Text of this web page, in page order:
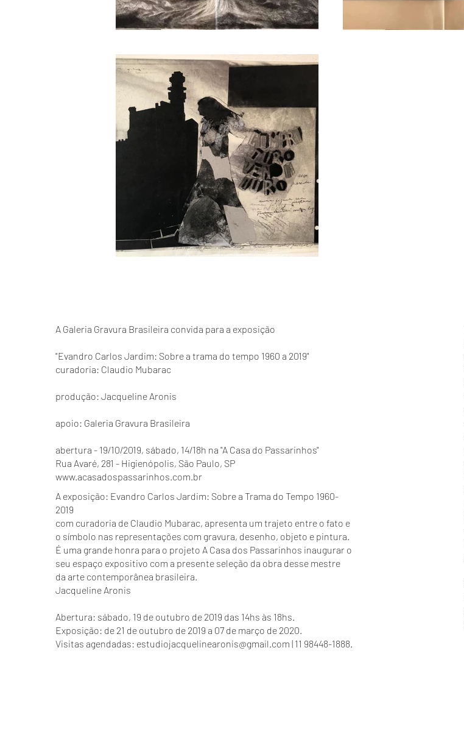
A Galeria Gravura Brasileira convida para a exposição
"Evandro Carlos Jardim: Sobre a trama do tempo 1960 a 2019"
curadoria: Claudio Mubarac
produção: Jacqueline Aronis
apoio: Galeria Gravura Brasileira
abertura - 19/10/2019, sábado, 14/18h na "A Casa do Passarinhos"
Rua Avaré, 281 - Higienópolis, São Paulo, SP
www.acasadospassarinhos.com.br
A exposição: Evandro Carlos Jardim: Sobre a Trama do Tempo 1960-
2019
com curadoria de Claudio Mubarac, apresenta um trajeto entre o fato e
o símbolo nas representações com gravura, desenho, objeto e pintura.
É uma grande honra para o projeto A Casa dos Passarinhos inaugurar o
seu espaço expositivo com a presente seleção da obra desse mestre
da arte contemporânea brasileira.
Jacqueline Aronis
Abertura: sábado, 19 de outubro de 2019 das 14hs às 18hs.
Exposição: de 21 de outubro de 2019 a 07 de março de 2020.
Visitas agendadas: estudiojacquelinearonis@gmail.com | 11 98448-1888.